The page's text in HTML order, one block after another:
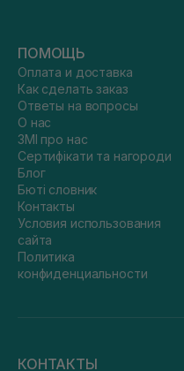
ПОМОЩЬ
Оплата и доставка
Как сделать заказ
Ответы на вопросы
О нас
ЗМІ про нас
Сертифікати та нагороди
Блог
Бюті словник
Контакты
Условия использования
сайта
Политика
конфиденциальности
КОНТАКТЫ